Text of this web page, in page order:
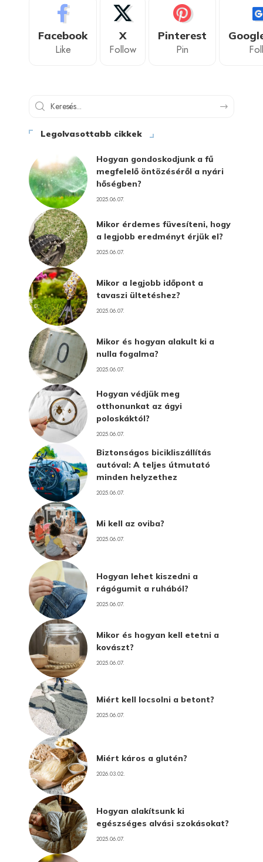
Facebook
Like
X
Follow
Pinterest
Pin
Legolvasottabb cikkek
Hogyan gondoskodjunk a fű
megfelelő öntözéséről a nyári
hőségben?
2025.06.07.
Mikor érdemes füvesíteni, hogy
a legjobb eredményt érjük el?
2025.06.07.
Mikor a legjobb időpont a
tavaszi ültetéshez?
2025.06.07.
Mikor és hogyan alakult ki a
nulla fogalma?
2025.06.07.
Hogyan védjük meg
otthonunkat az ágyi
poloskáktól?
2025.06.07.
Biztonságos bicikliszállítás
autóval: A teljes útmutató
minden helyzethez
2025.06.07.
Mi kell az oviba?
2025.06.07.
Hogyan lehet kiszedni a
rágógumit a ruhából?
2025.06.07.
Mikor és hogyan kell etetni a
kovászt?
2025.06.07.
Miért kell locsolni a betont?
2025.06.07.
Miért káros a glutén?
2026.03.02.
Hogyan alakítsunk ki
egészséges alvási szokásokat?
2025.06.07.